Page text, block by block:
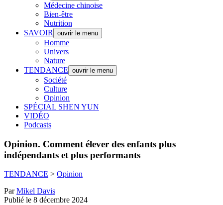
Médecine chinoise
Bien-être
Nutrition
SAVOIR
ouvrir le menu
Homme
Univers
Nature
TENDANCE ouvrir le menu
Société
Culture
Opinion
SPÉCIAL SHEN YUN
VIDÉO
Podcasts
Opinion. Comment élever des enfants plus
indépendants et plus performants
TENDANCE > Opinion
ParMikel Davis
Publié le 8 décembre 2024